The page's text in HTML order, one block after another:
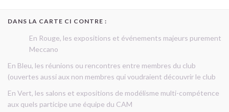
DANS LA CARTE CI CONTRE :
En Rouge, les expositions et événements majeurs purement
Meccano
En Bleu, les réunions ou rencontres entre membres du club
(ouvertes aussi aux non membres qui voudraient découvrir le club
En Vert, les salons et expositions de modélisme multi-compétence
aux quels participe une équipe du CAM